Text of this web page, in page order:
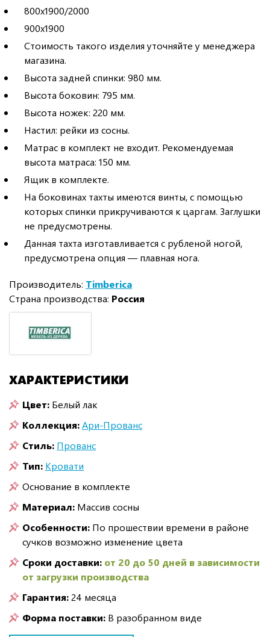
800х1900/2000
900х1900
Стоимость такого изделия уточняйте у менеджера
магазина.
Высота задней спинки: 980 мм.
Высота боковин: 795 мм.
Высота ножек: 220 мм.
Настил: рейки из сосны.
Матрас в комплект не входит. Рекомендуемая
высота матраса: 150 мм.
Ящик в комплекте.
На боковинах тахты имеются винты, с помощью
которых спинки прикручиваются к царгам. Заглушки
не предусмотрены.
Данная тахта изготавливается с рубленой ногой,
предусмотрена опция — плавная нога.
Производитель: Timberica
Страна производства: Россия
ХАРАКТЕРИСТИКИ
Цвет: Белый лак
Коллекция:Ари-Прованс
Стиль: Прованс
Тип: Кровати
Основание в комплекте
Материал: Массив сосны
Особенности: По прошествии времени в районе
сучков возможно изменение цвета
Сроки доставки: от 20 до 50 дней в зависимости
от загрузки производства
Гарантия:24 месяца
Форма поставки: В разобранном виде